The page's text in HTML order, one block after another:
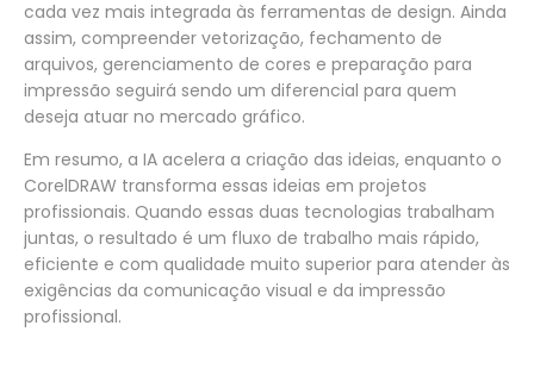
cada vez mais integrada às ferramentas de design. Ainda
assim, compreender vetorização, fechamento de
arquivos, gerenciamento de cores e preparação para
impressão seguirá sendo um diferencial para quem
deseja atuar no mercado gráfico.
Em resumo, a IA acelera a criação das ideias, enquanto o
CorelDRAW transforma essas ideias em projetos
profissionais. Quando essas duas tecnologias trabalham
juntas, o resultado é um fluxo de trabalho mais rápido,
eficiente e com qualidade muito superior para atender às
exigências da comunicação visual e da impressão
profissional.